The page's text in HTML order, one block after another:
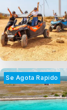
Tipo
Provedor
Ordenar Por
121
Se Agota Rapido